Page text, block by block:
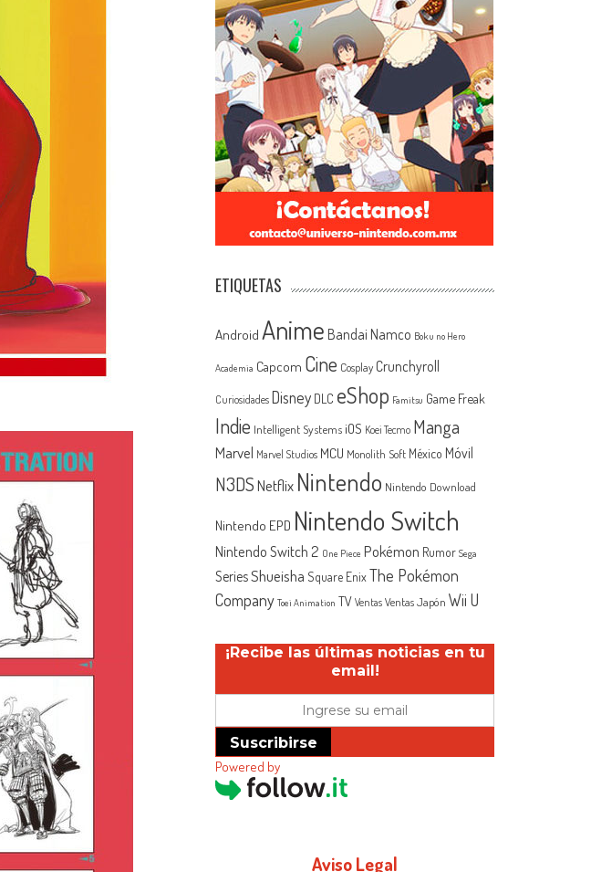
ETIQUETAS
Android Anime Bandai Namco Boku no Hero
Academia Capcom Cine Cosplay Crunchyroll
Curiosidades Disney DLC eShop Famitsu Game Freak
Indie Intelligent Systems iOS Koei Tecmo Manga
Marvel Marvel Studios MCU Monolith Soft México Móvil
N3DSNetflix Nintendo Nintendo Download
Nintendo EPD Nintendo Switch
Nintendo Switch 2 One Piece Pokémon Rumor Sega
SeriesShueisha Square EnixThe Pokémon
Company Toei Animation TV Ventas Ventas Japón Wii U
¡Recibe las últimas noticias en tu
email!
Suscribirse
Powered by
Aviso Legal